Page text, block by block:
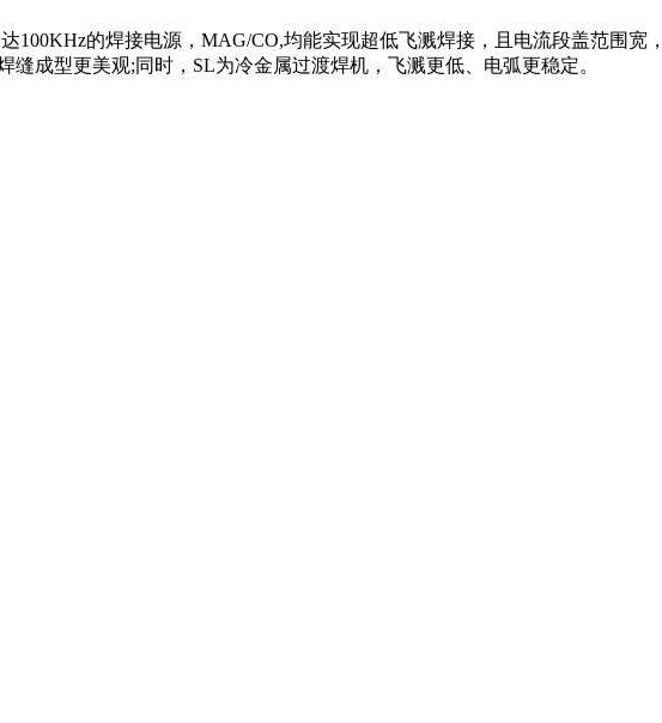
的焊接电源，MAG/CO,均能实现超低飞溅焊接，且电流段盖范围宽
成型更美观;同时，SL为冷金属过渡焊机，飞溅更低、电弧更稳定。